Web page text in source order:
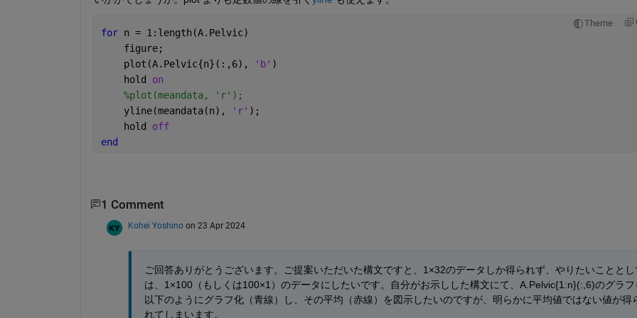
Theme
for n = 1:length(A.Pelvic)
    figure;
    plot(A.Pelvic{n}(:,6),
'b' )
    hold
on
%plot(meandata, 'r');
    yline(meandata(n),
'r' );
    hold
off
end
1 Comment
Kohei Yoshino on 23 Apr 2024
ご回答ありがとうございます。ご提案いただいた構文ですと、1×32のデータしか得られず、やりたいこととし
は、1×100（もしくは100×1）のデータにしたいです。自分がお示しした構文にて、A.Pelvic{1:n}(:,6)のグラフ
以下のようにグラフ化（青線）し、その平均（赤線）を図示したいのですが、明らかに平均値ではない値が得
れてしまいます。